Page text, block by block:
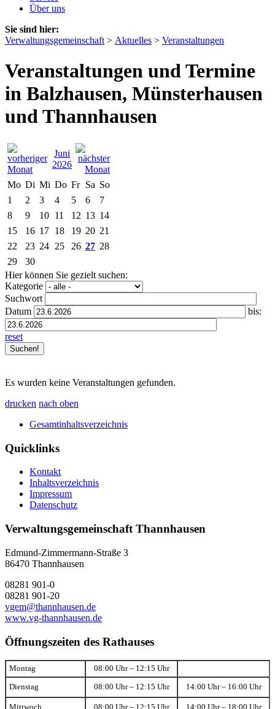
Über uns
Sie sind hier:
Verwaltungsgemeinschaft > Aktuelles > Veranstaltungen
Veranstaltungen und Termine
in Balzhausen, Münsterhausen
und Thannhausen
Juni
2026
Mo Di Mi Do Fr Sa So
1
2 3 4 5 6
7
8
9 10 11 12 13 14
15
16 17 18 19 20 21
22
23 24 25 26 27 28
29
30
Hier können Sie gezielt suchen:
Kategorie
Suchwort
Datum
bis:
reset
Es wurden keine Veranstaltungen gefunden.
drucken nach oben
Gesamtinhaltsverzeichnis
Quicklinks
Kontakt
Inhaltsverzeichnis
Impressum
Datenschutz
Verwaltungsgemeinschaft Thannhausen
Edmund-Zimmermann-Straße 3
86470 Thannhausen
08281 901-0
08281 901-20
vgem@thannhausen.de
www.vg-thannhausen.de
Öffnungszeiten des Rathauses
Montag 08:00 Uhr – 12:15 Uhr
Dienstag 08:00 Uhr – 12:15 Uhr 14:00 Uhr – 16:00 Uhr